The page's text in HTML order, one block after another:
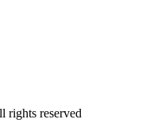
reserved